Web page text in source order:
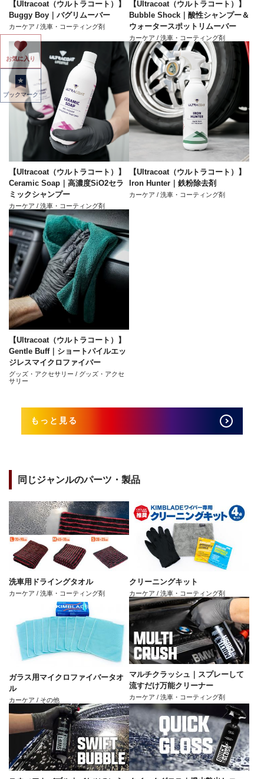
【Ultracoat（ウルトラコート）】
Buggy Boy｜バグリムーバー
カーケア / 洗車・コーティング剤
【Ultracoat（ウルトラコート）】
Bubble Shock｜酸性シャンプー＆
ウォータースポットリムーバー
カーケア / 洗車・コーティング剤
【Ultracoat（ウルトラコート）】
Ceramic Soap｜高濃度SiO2セラ
ミックシャンプー
カーケア / 洗車・コーティング剤
【Ultracoat（ウルトラコート）】
Iron Hunter｜鉄粉除去剤
カーケア / 洗車・コーティング剤
【Ultracoat（ウルトラコート）】
Gentle Buff｜ショートパイルエッ
ジレスマイクロファイバー
グッズ・アクセサリー / グッズ・アクセ
サリー
もっと見る
同じジャンルのパーツ・製品
洗車用ドライングタオル
カーケア / 洗車・コーティング剤
クリーニングキット
カーケア / 洗車・コーティング剤
ガラス用マイクロファイバータオ
ル
カーケア / その他
マルチクラッシュ｜スプレーして
流すだけ万能クリーナー
カーケア / 洗車・コーティング剤
お気に入り
ブックマーク